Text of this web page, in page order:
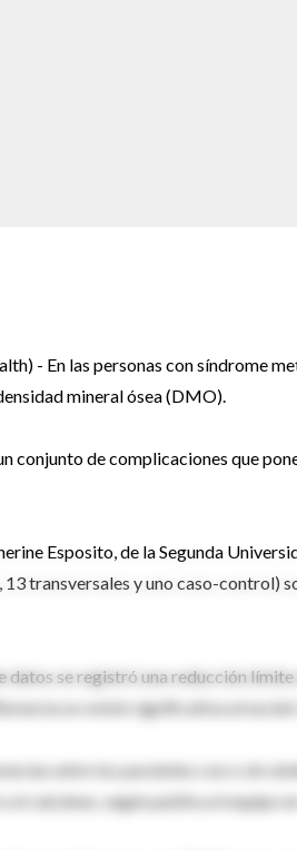
- En las personas con síndrome
mineral ósea (DMO).
conjunto de complicaciones que
Esposito, de la Segunda
transversales y uno caso-control)
datos se registró una reducción
se volvió significativa al excluir
entre los pacientes con o sin
el calcáneo, según publica el